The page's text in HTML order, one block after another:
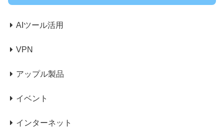
AIツール活用
VPN
アップル製品
イベント
インターネット